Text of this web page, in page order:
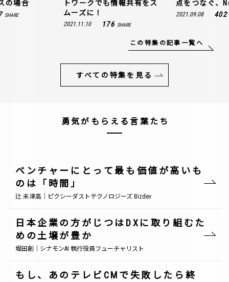
の場合
SHARE
トワークでも情報共有をス
ムーズに！
2021.11.10 176 SHARE
点をつなぐ、
2021.09.08 402
この特集の記事一覧へ
すべての特集を見る
勇気がもらえる言葉たち
ベンチャーにとって最も価値が高いも
のは「時間」
辻 未津高｜ピクシーダストテクノロジーズ Bizdev
日本企業の方がじつはDXに取り組むた
めの土壌が豊か
堀田創｜シナモンAI 執行役員フューチャリスト
もし、あのテレビCMで失敗したら終